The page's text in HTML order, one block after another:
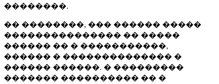
��������.
�� ��������, ��� ������ �����
��������������� �� �����
������ �� � �����������,
������ � �������������� �
������ ������. � ���������
������� ���������� �� �